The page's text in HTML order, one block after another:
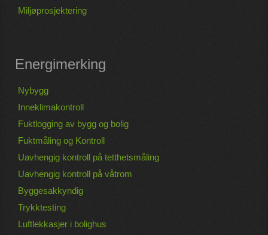
Miljøprosjektering
Energimerking
Nybygg
Inneklimakontroll
Fuktlogging av bygg og bolig
Fuktmåling og Kontroll
Uavhengig kontroll på tetthetsmåling
Uavhengig kontroll på våtrom
Byggesakkyndig
Trykktesting
Luftlekkasjer i bolighus